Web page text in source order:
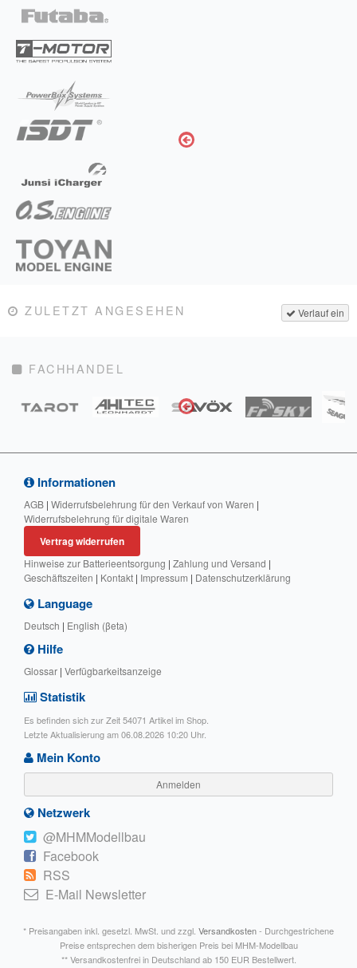
Verlauf ein
ZULETZT ANGESEHEN
FACHHANDEL
Informationen
AGB | Widerrufsbelehrung für den Verkauf von Waren |
Widerrufsbelehrung für digitale Waren
Vertrag widerrufen
Hinweise zur Batterieentsorgung | Zahlung und Versand |
Geschäftszeiten | Kontakt | Impressum | Datenschutzerklärung
Language
Deutsch | English (βeta)
Hilfe
Glossar | Verfügbarkeitsanzeige
Statistik
Es befinden sich zur Zeit 54071 Artikel im Shop.
Letzte Aktualisierung am 06.08.2026 10:20 Uhr.
Mein Konto
Anmelden
Netzwerk
@MHMModellbau
Facebook
RSS
E-Mail Newsletter
* Preisangaben inkl. gesetzl. MwSt. und zzgl. Versandkosten- Durchgestrichene
Preise entsprechen dem bisherigen Preis bei MHM-Modellbau
** Versandkostenfrei in Deutschland ab 150 EUR Bestellwert.